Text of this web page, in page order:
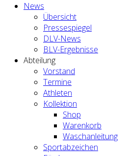
News
Übersicht
Pressespiegel
DLV-News
BLV-Ergebnisse
Abteilung
Vorstand
Termine
Athleten
Kollektion
Shop
Warenkorb
Waschanleitung
Sportabzeichen